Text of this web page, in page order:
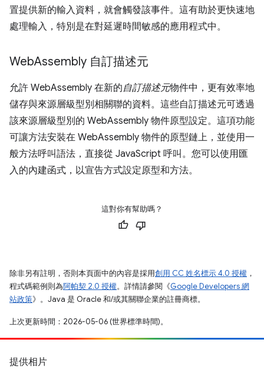
置提供新的輸入資料，就會觸發該事件。這有助於更快速地
處理輸入，特別是在對延遲時間敏感的應用程式中。
WebAssembly 自訂描述元
允許 WebAssembly 在新的自訂描述元物件中，更有效率地
儲存與來源層級型別相關聯的資料。這些自訂描述元可透過
該來源層級型別的 WebAssembly 物件原型設定。這項功能
可讓方法安裝在 WebAssembly 物件的原型鏈上，並使用一
般方法呼叫語法，直接從 JavaScript 呼叫。您可以使用匯
入的內建函式，以宣告方式設定原型和方法。
這對你有幫助嗎？
除非另有註明，否則本頁面中的內容是採用創用 CC 姓名標示 4.0 授權 ，
程式碼範例則為阿帕契 2.0 授權。詳情請參閱《Google Developers 網
站政策》。Java 是 Oracle 和/或其關聯企業的註冊商標。
上次更新時間：2026-05-06 (世界標準時間)。
提供相片